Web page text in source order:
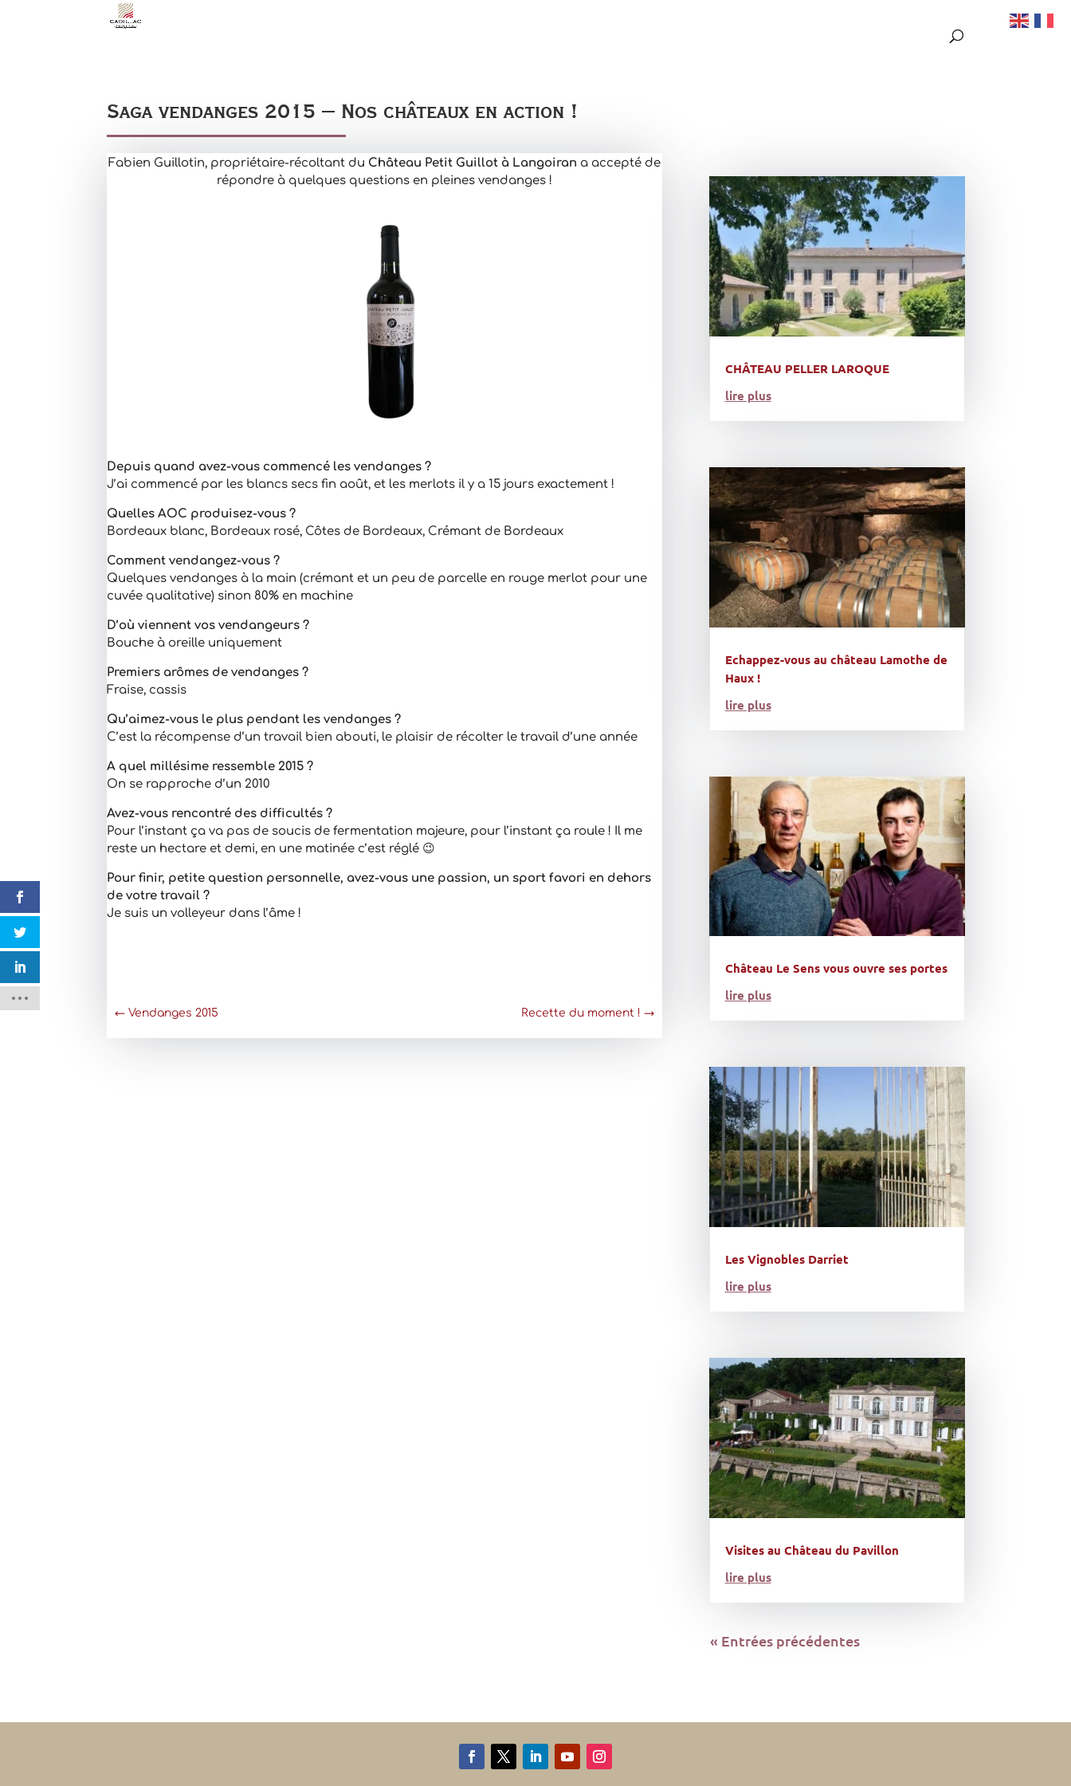
Saga vendanges 2015 – Nos châteaux en action !
Fabien Guillotin, propriétaire-récoltant du Château Petit Guillot à Langoiran a accepté de
répondre à quelques questions en pleines vendanges !
Depuis quand avez-vous commencé les vendanges ?
J’ai commencé par les blancs secs fin août, et les merlots il y a 15 jours exactement !
Quelles AOC produisez-vous ?
Bordeaux blanc, Bordeaux rosé, Côtes de Bordeaux, Crémant de Bordeaux
Comment vendangez-vous ?
Quelques vendanges à la main (crémant et un peu de parcelle en rouge merlot pour une
cuvée qualitative) sinon 80% en machine
D’où viennent vos vendangeurs ?
Bouche à oreille uniquement
Premiers arômes de vendanges ?
Fraise, cassis
Qu’aimez-vous le plus pendant les vendanges ?
C’est la récompense d’un travail bien abouti, le plaisir de récolter le travail d’une année
A quel millésime ressemble 2015 ?
On se rapproche d’un 2010
Avez-vous rencontré des difficultés ?
Pour l’instant ça va pas de soucis de fermentation majeure, pour l’instant ça roule ! Il me
reste un hectare et demi, en une matinée c’est réglé 😉
Pour finir, petite question personnelle, avez-vous une passion, un sport favori en dehors
de votre travail ?
Je suis un volleyeur dans l’âme !
←Vendanges 2015 Recette du moment ! →
CHÂTEAU PELLER LAROQUE
lire plus
Echappez-vous au château Lamothe de
Haux !
lire plus
Château Le Sens vous ouvre ses portes
lire plus
Les Vignobles Darriet
lire plus
Visites au Château du Pavillon
lire plus
« Entrées précédentes